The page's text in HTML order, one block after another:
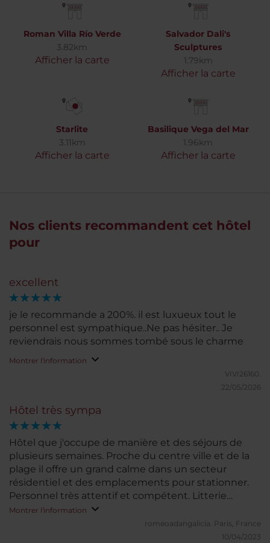
Roman Villa Río Verde
3.82km
Afficher la carte
Salvador Dali's
Sculptures
1.79km
Afficher la carte
Starlite
3.11km
Afficher la carte
Basilique Vega del Mar
1.96km
Afficher la carte
Nos clients recommandent cet hôtel
pour
excellent
je le recommande a 200%. il est luxueux tout le
personnel est sympathique..Ne pas hésiter.. Je
reviendrais nous sommes tombé sous le charme
Montrer l'information
VIVI26160.
22/05/2026
Hôtel très sympa
Hôtel que j'occupe de manière et des séjours de
plusieurs semaines. Proche du centre ville et de la
plage il offre un grand calme dans un secteur
résidentiel et des emplacements pour stationner.
Personnel très attentif et compétent. Litterie
redoutable pour vois faire sombrer dans un profond
sommeil....coin piscine très agréable et spacieux
avec bar. Proche autovia A7 permettant de se
Montrer l'information
romeoadangalicia.
Paris, France
10/04/2023